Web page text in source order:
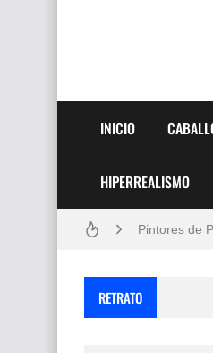
INICIO
HIPERREALISMO
Frutas y
Pintores de
RETRATO